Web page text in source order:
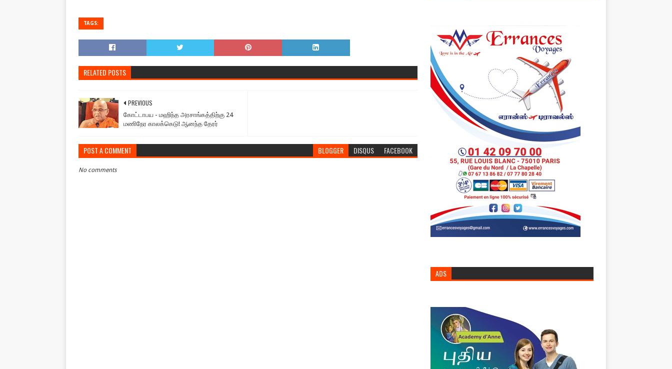
TAGS:
RELATED POSTS
PREVIOUS
கோட்டாபய - மஹிந்த அரசாங்கத்திற்கு 24
மணிநேர காலக்கெடு! ஆனந்த தேரர்
POST A COMMENT BLOGGER DISQUS FACEBOOK
No comments
ADS